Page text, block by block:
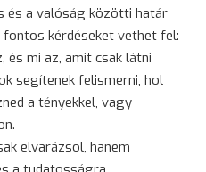
és a valóság közötti határ
kérdéseket vethet fel:
és mi az, amit csak látni
segítenek felismerni, hol
a tényekkel, vagy
elvarázsol, hanem